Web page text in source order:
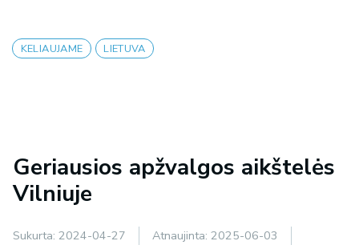
KELIAUJAME LIETUVA
Geriausios apžvalgos aikštelės
Vilniuje
Sukurta: 2024-04-27 Atnaujinta: 2025-06-03